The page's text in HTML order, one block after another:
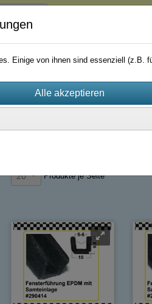
berlin
20 Produkte je Seite
Einige von ihnen sind essenziell (z.B.